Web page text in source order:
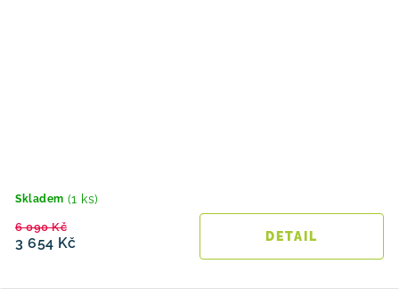
Skladem (1 ks)
3 654 Kč
6 090 Kč